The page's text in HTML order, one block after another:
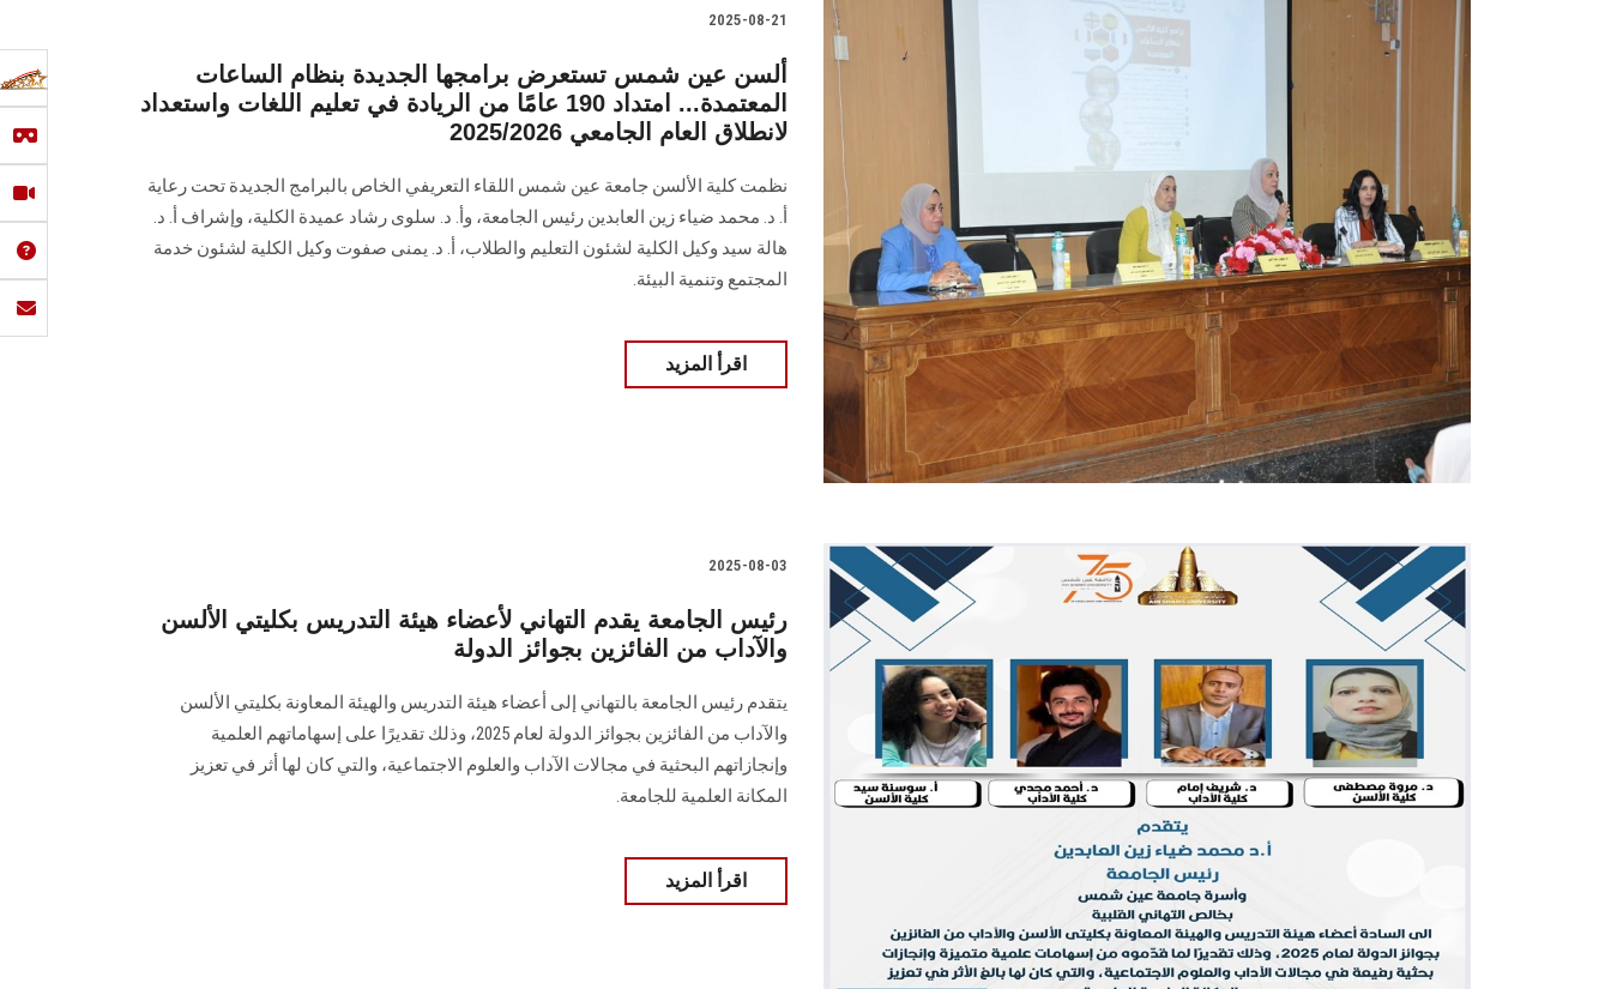
2025-08-21
ألسن عين شمس تستعرض برامجها الجديدة بنظام الساعات
المعتمدة... امتداد 190 عامًا من الريادة في تعليم اللغات واستعداد
لانطلاق العام الجامعي 2025/2026
نظمت كلية الألسن جامعة عين شمس اللقاء التعريفي الخاص بالبرامج الجديدة تحت رعاية
أ. د. محمد ضياء زين العابدين رئيس الجامعة، وأ. د. سلوى رشاد عميدة الكلية، وإشراف أ. د.
هالة سيد وكيل الكلية لشئون التعليم والطلاب، أ. د. يمنى صفوت وكيل الكلية لشئون خدمة
المجتمع وتنمية البيئة.
اقرأ المزيد
2025-08-03
رئيس الجامعة يقدم التهاني لأعضاء هيئة التدريس بكليتي الألسن
والآداب من الفائزين بجوائز الدولة
يتقدم رئيس الجامعة بالتهاني إلى أعضاء هيئة التدريس والهيئة المعاونة بكليتي الألسن
والآداب من الفائزين بجوائز الدولة لعام 2025، وذلك تقديرًا على إسهاماتهم العلمية
وإنجازاتهم البحثية في مجالات الآداب والعلوم الاجتماعية، والتي كان لها أثر في تعزيز
المكانة العلمية للجامعة.
اقرأ المزيد